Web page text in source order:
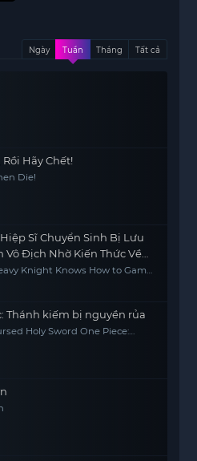
Ngày Tuần Tháng Tất cả
Hãy Chết!
Die!
Sĩ Chuyển Sinh Bị Lưu
Vô Địch Nhờ Kiến Thức Về
Knight Knows How to Game
Thánh kiếm bị nguyền rủa
Holy Sword One Piece: